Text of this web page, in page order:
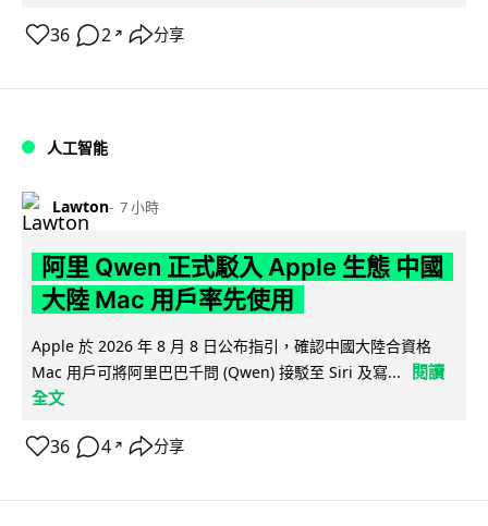
36 2 ↗ 分享
人工智能
Lawton 7 小時
阿里 Qwen 正式駁入 Apple 生態 中國
大陸 Mac 用戶率先使用
Apple 於 2026 年 8 月 8 日公布指引，確認中國大陸合資格
Mac 用戶可將阿里巴巴千問 (Qwen) 接駁至 Siri 及寫...
閱讀
全文
36 4 ↗ 分享